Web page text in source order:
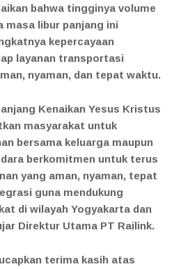
bahwa tingginya volume
masa libur panjang ini
kepercayaan
layanan transportasi
nyaman, dan tepat waktu.
Kenaikan Yesus Kristus
masyarakat untuk
bersama keluarga maupun
berkomitmen untuk terus
yang aman, nyaman, tepat
guna mendukung
di wilayah Yogyakarta dan
Direktur Utama PT Railink.
terima kasih atas